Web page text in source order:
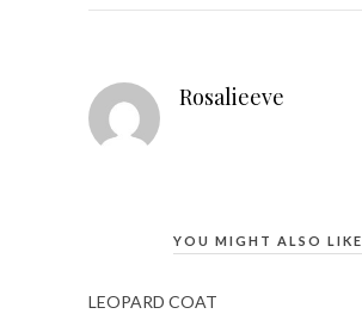
Rosalieeve
YOU MIGHT ALSO LIKE
LEOPARD COAT